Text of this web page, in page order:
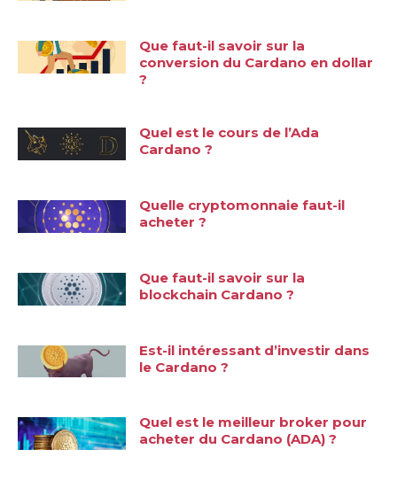
Que faut-il savoir sur la
conversion du Cardano en dollar
?
Quel est le cours de l’Ada
Cardano ?
Quelle cryptomonnaie faut-il
acheter ?
Que faut-il savoir sur la
blockchain Cardano ?
Est-il intéressant d’investir dans
le Cardano ?
Quel est le meilleur broker pour
acheter du Cardano (ADA) ?